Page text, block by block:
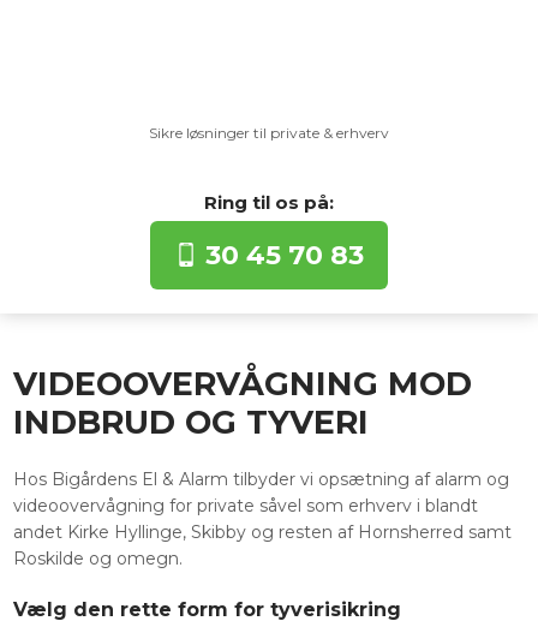
Sikre løsninger til private & erhverv​
Ring til os​ på:​
30 45 70 83
VIDEOOVERVÅGNING MOD
INDBRUD OG TYVERI
​Hos Bigårdens El & Alarm tilbyder vi opsætning af alarm og
videoovervågning for private såvel som erhverv i blandt
andet Kirke Hyllinge, Skibby og resten af Hornsherred samt
Roskilde og omegn.
Vælg den rette form for tyverisikring